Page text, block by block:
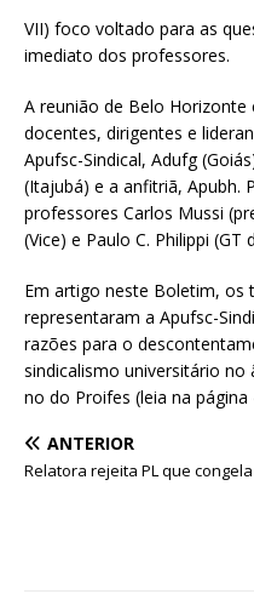
VII) foco voltado para as
imediato dos professores.
A reunião de Belo
docentes, dirigentes e
Apufsc-Sindical, Adufg
(Itajubá) e a anfitriã, Apubh.
professores Carlos Mussi
(Vice) e Paulo C. Philippi (GT
Em artigo neste Boletim, os
representaram a Apufsc-
razões para o
sindicalismo universitário
no do Proifes (leia na página
ANTERIOR
Relatora rejeita PL que